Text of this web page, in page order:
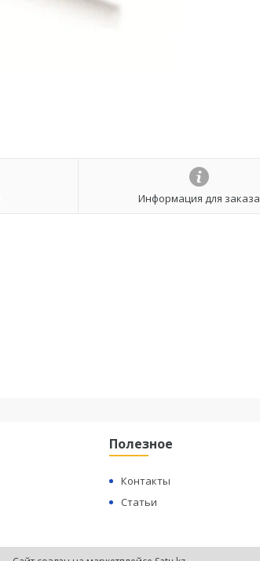
Информация для заказа
Полезное
Контакты
Статьи